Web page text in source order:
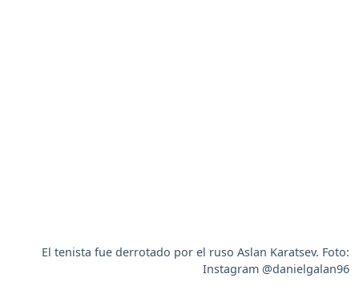
El tenista fue derrotado por el ruso Aslan Karatsev. Foto:
Instagram @danielgalan96